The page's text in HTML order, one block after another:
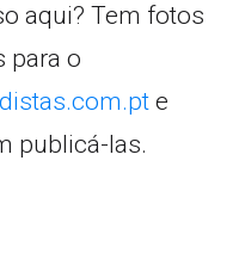
aqui? Tem fotos
para o
e
publicá-las.